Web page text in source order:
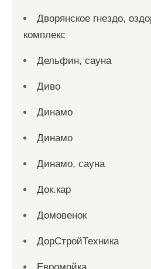
Дворянское гнездо,
комплекс
Дельфин, сауна
Диво
Динамо
Динамо
Динамо, сауна
Док.кар
Домовенок
ДорСтройТехника